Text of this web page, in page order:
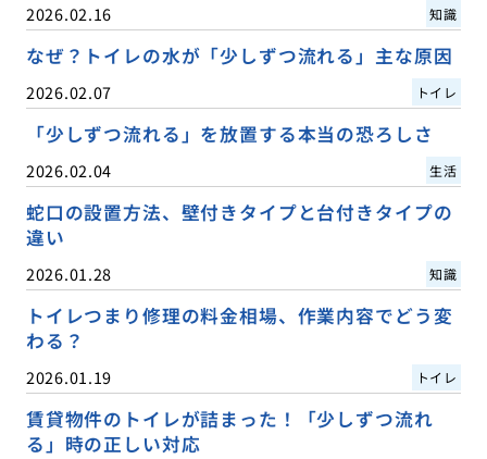
2026.02.16 知識
なぜ？トイレの水が「少しずつ流れる」主な原因
2026.02.07 トイレ
「少しずつ流れる」を放置する本当の恐ろしさ
2026.02.04 生活
蛇口の設置方法、壁付きタイプと台付きタイプの
違い
2026.01.28 知識
トイレつまり修理の料金相場、作業内容でどう変
わる？
2026.01.19 トイレ
賃貸物件のトイレが詰まった！「少しずつ流れ
る」時の正しい対応